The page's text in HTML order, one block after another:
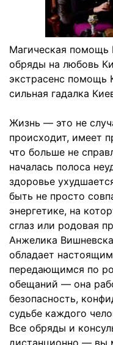
Магическая помощь
обряды на любовь
экстрасенс помощь
сильная гадалка
Жизнь — это не
происходит, имеет
что больше не
началась полоса
здоровье
быть не просто
энергетике, на
сглаз или родовая
Анжелика
обладает
передающимся по
обещаний — она
безопасность,
судьбе каждого
Все обряды и
дистанционно — вы